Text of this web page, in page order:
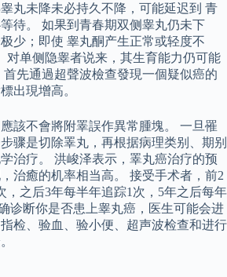
丸未降未必持久不降，可能延迟到 青
待。 如果到青春期双侧睾丸仍未下
少；即使 睾丸酮产生正常或轻度不
对单侧隐睾者说来，其生育能力仍可能
先通過超聲波檢查發現一個疑似癌的
出現增高。
該不會將附睪誤作異常腫塊。 一旦罹
骤是切除睪丸，再根据病理类别、期别
治疗。 洪峻泽表示，睪丸癌治疗的预
治癒的机率相当高。 接受手术者，前2
，之后3年每半年追踪1次，5年之后每年
诊断你是否患上睾丸癌，医生可能会进
检、验血、验小便、超声波检查和进行